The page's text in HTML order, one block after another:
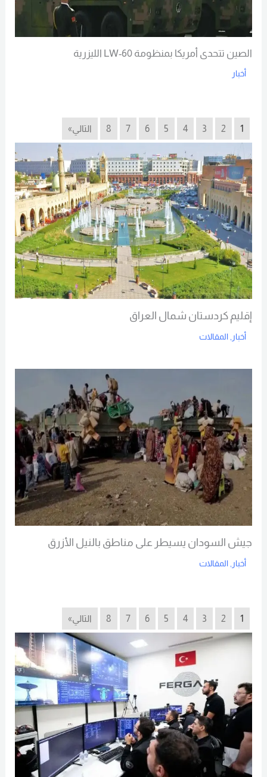
الصين تتحدى أمريكا بمنظومة LW-60 الليزرية
أخبار
1
2
3
4
5
6
7
8 التالي»
إقليم كردستان شمال العراق
أخبار , المقالات
جيش السودان يسيطر على مناطق بالنيل الأزرق
أخبار المقالات
1
2
3
4
5
6
7
8 التالي»